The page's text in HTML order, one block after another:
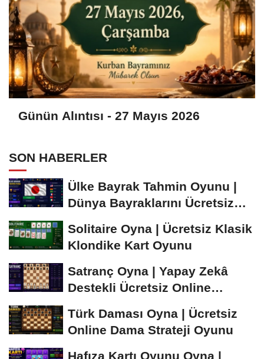
Günün Alıntısı - 27 Mayıs 2026
SON HABERLER
Ülke Bayrak Tahmin Oyunu |
Dünya Bayraklarını Ücretsiz
Solitaire Oyna | Ücretsiz Klasik
Klondike Kart Oyunu
Satranç Oyna | Yapay Zekâ
Destekli Ücretsiz Online
Türk Daması Oyna | Ücretsiz
Online Dama Strateji Oyunu
Hafıza Kartı Oyunu Oyna |